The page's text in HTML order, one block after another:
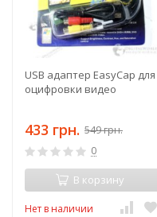
USB адаптер EasyCap для
оцифровки видео
433 грн. 549 грн.
0
В корзину
Нет в наличии